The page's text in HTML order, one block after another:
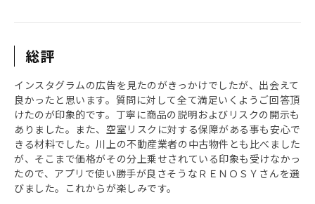
総評
インスタグラムの広告を見たのがきっかけでしたが、出会えて
良かったと思います。質問に対して全て満足いくようご回答頂
けたのが印象的です。丁寧に商品の説明およびリスクの開示も
ありました。また、空室リスクに対する保障がある事も安心で
きる材料でした。川上の不動産業者の中古物件とも比べました
が、そこまで価格がその分上乗せされている印象も受けなかっ
たので、アプリで使い勝手が良さそうなＲＥＮＯＳＹさんを選
びました。これからが楽しみです。